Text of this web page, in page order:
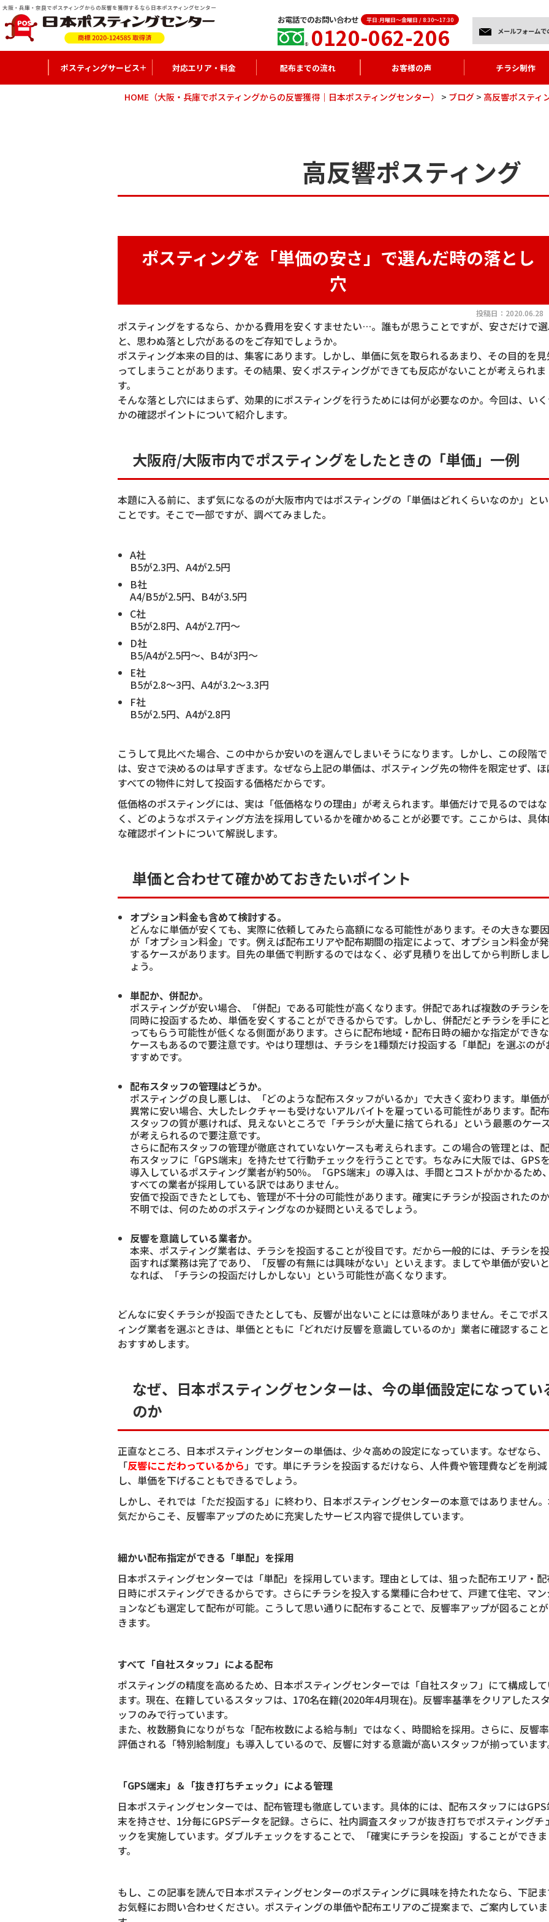
大阪・兵庫・奈良でポスティングからの反響を獲得するなら日本ポスティングセンター
お電話でのお問い合わせ 平日:月曜日～金曜日 / 8:30～17:30
0120-062-206 メールフォームで
ポスティングサービス 対応エリア・料金 配布までの流れ お客様の声 チラシ制作
HOME （大阪・兵庫でポスティングからの反響獲得｜日本ポスティングセンター） > ブログ > 高反響ポスティ
高反響ポスティング
ポスティングを「単価の安さ」で選んだ時の落とし
穴
投稿日：2020.06.28
ポスティングをするなら、かかる費用を安くすませたい…。誰もが思うことですが、安さだけで
と、思わぬ落とし穴があるのをご存知でしょうか。
ポスティング本来の目的は、集客にあります。しかし、単価に気を取られるあまり、その目的を
ってしまうことがあります。その結果、安くポスティングができても反応がないことが考えられま
す。
そんな落とし穴にはまらず、効果的にポスティングを行うためには何が必要なのか。今回は、い
かの確認ポイントについて紹介します。
大阪府/大阪市内でポスティングをしたときの「単価」一例
本題に入る前に、まず気になるのが大阪市内ではポスティングの「単価はどれくらいなのか」と
ことです。そこで一部ですが、調べてみました。
A社
B5が2.3円、A4が2.5円
B社
A4/B5が2.5円、B4が3.5円
C社
B5が2.8円、A4が2.7円～
D社
B5/A4が2.5円～、B4が3円～
E社
B5が2.8～3円、A4が3.2～3.3円
F社
B5が2.5円、A4が2.8円
こうして見比べた場合、この中からか安いのを選んでしまいそうになります。しかし、この段階で
は、安さで決めるのは早すぎます。なぜなら上記の単価は、ポスティング先の物件を限定せず、
すべての物件に対して投函する価格だからです。
低価格のポスティングには、実は「低価格なりの理由」が考えられます。単価だけで見るのではな
く、どのようなポスティング方法を採用しているかを確かめることが必要です。ここからは、具
な確認ポイントについて解説します。
単価と合わせて確かめておきたいポイント
オプション料金も含めて検討する。
どんなに単価が安くても、実際に依頼してみたら高額になる可能性があります。その大きな要因
が「オプション料金」です。例えば配布エリアや配布期間の指定によって、オプション料金が
するケースがあります。目先の単価で判断するのではなく、必ず見積りを出してから判断しまし
ょう。
単配か、併配か。
ポスティングが安い場合、「併配」である可能性が高くなります。併配であれば複数のチラシを
同時に投函するため、単価を安くすることができるからです。しかし、併配だとチラシを手にと
ってもらう可能性が低くなる側面があります。さらに配布地域・配布日時の細かな指定ができ
ケースもあるので要注意です。やはり理想は、チラシを1種類だけ投函する「単配」を選ぶのが
すすめです。
配布スタッフの管理はどうか。
ポスティングの良し悪しは、「どのような配布スタッフがいるか」で大きく変わります。単価が
異常に安い場合、大したレクチャーも受けないアルバイトを雇っている可能性があります。配布
スタッフの質が悪ければ、見えないところで「チラシが大量に捨てられる」という最悪のケー
が考えられるので要注意です。
さらに配布スタッフの管理が徹底されていないケースも考えられます。この場合の管理とは、配
布スタッフに「GPS端末」を持たせて行動チェックを行うことです。ちなみに大阪では、GPSを
導入しているポスティング業者が約50％。「GPS端末」の導入は、手間とコストがかかるため、
すべての業者が採用している訳ではありません。
安価で投函できたとしても、管理が不十分の可能性があります。確実にチラシが投函されたのか
不明では、何のためのポスティングなのか疑問といえるでしょう。
反響を意識している業者か。
本来、ポスティング業者は、チラシを投函することが役目です。だから一般的には、チラシを投
函すれば業務は完了であり、「反響の有無には興味がない」といえます。ましてや単価が安いと
なれば、「チラシの投函だけしかしない」という可能性が高くなります。
どんなに安くチラシが投函できたとしても、反響が出ないことには意味がありません。そこでポ
ィング業者を選ぶときは、単価とともに「どれだけ反響を意識しているのか」業者に確認するこ
おすすめします。
なぜ、日本ポスティングセンターは、今の単価設定になってい
のか
正直なところ、日本ポスティングセンターの単価は、少々高めの設定になっています。なぜなら、
「反響にこだわっているから 」です。単にチラシを投函するだけなら、人件費や管理費などを削減
し、単価を下げることもできるでしょう。
しかし、それでは「ただ投函する」に終わり、日本ポスティングセンターの本意ではありません
気だからこそ、反響率アップのために充実したサービス内容で提供しています。
細かい配布指定ができる「単配」を採用
日本ポスティングセンターでは「単配」を採用しています。理由としては、狙った配布エリア・
日時にポスティングできるからです。さらにチラシを投入する業種に合わせて、戸建て住宅、マン
ョンなども選定して配布が可能。こうして思い通りに配布することで、反響率アップが図ること
きます。
すべて「自社スタッフ」による配布
ポスティングの精度を高めるため、日本ポスティングセンターでは「自社スタッフ」にて構成し
ます。現在、在籍しているスタッフは、170名在籍(2020年4月現在)。反響率基準をクリアしたスタ
ッフのみで行っています。
また、枚数勝負になりがちな「配布枚数による給与制」ではなく、時間給を採用。さらに、反響
評価される「特別給制度」も導入しているので、反響に対する意識が高いスタッフが揃っています
「GPS端末」＆「抜き打ちチェック」による管理
日本ポスティングセンターでは、配布管理も徹底しています。具体的には、配布スタッフには
末を持させ、1分毎にGPSデータを記録。さらに、社内調査スタッフが抜き打ちでポスティングチ
ックを実施しています。ダブルチェックをすることで、「確実にチラシを投函」することができま
す。
もし、この記事を読んで日本ポスティングセンターのポスティングに興味を持たれたなら、下記
お気軽にお問い合わせください。ポスティングの単価や配布エリアのご提案まで、ご案内していま